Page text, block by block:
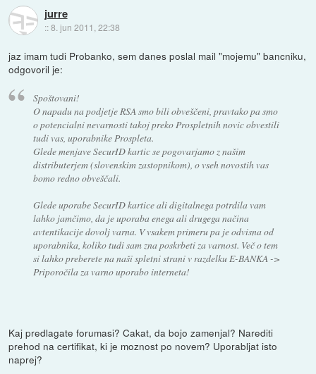
jurre
::8. jun 2011, 22:38
jaz imam tudi Probanko, sem danes poslal mail "mojemu" bancniku,
odgovoril je:
Spoštovani!
O napadu na podjetje RSA smo bili obveščeni, pravtako pa smo
o potencialni nevarnosti takoj preko Prospletnih novic obvestili
tudi vas, uporabnike Prospleta.
Glede menjave SecurID kartic se pogovarjamo z našim
distributerjem (slovenskim zastopnikom), o vseh novostih vas
bomo redno obveščali.
Glede uporabe SecurID kartice ali digitalnega potrdila vam
lahko jamčimo, da je uporaba enega ali drugega načina
avtentikacije dovolj varna. V vsakem primeru pa je odvisna od
uporabnika, koliko tudi sam zna poskrbeti za varnost. Več o tem
si lahko preberete na naši spletni strani v razdelku E-BANKA ->
Priporočila za varno uporabo interneta!
Kaj predlagate forumasi? Cakat, da bojo zamenjal? Narediti
prehod na certifikat, ki je moznost po novem? Uporabljat isto
naprej?